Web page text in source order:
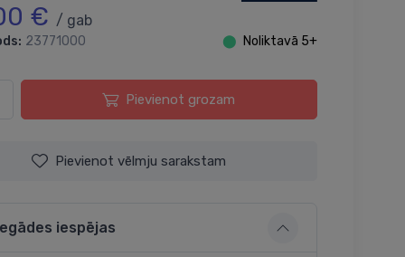
€ / gab
23771000 ⬤ Noliktavā 5+
Pievienot grozam
Pievienot vēlmju sarakstam
iespējas